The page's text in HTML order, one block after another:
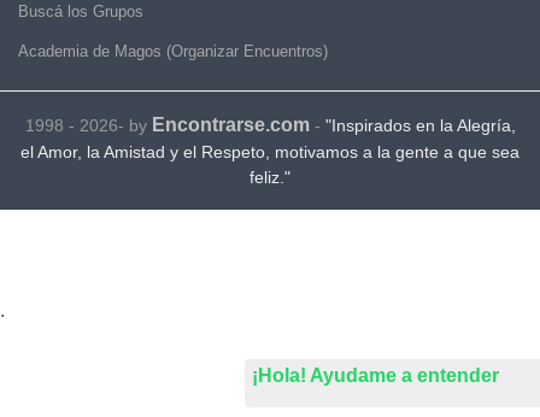
¡Hola! Ayudame a entender
Buscá los Grupos
Academia de Magos (Organizar Encuentros)
1998 - 2026- by Encontrarse.com- "Inspirados en la Alegría,
el Amor, la Amistad y el Respeto, motivamos a la gente a que sea
feliz."
.